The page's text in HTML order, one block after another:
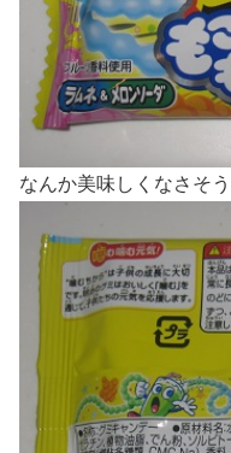
なんか美味しくなさそ